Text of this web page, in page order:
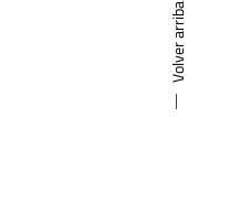
Volver arriba